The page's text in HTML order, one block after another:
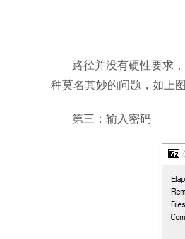
路径并没有硬性要求
种莫名其妙的问题，如上
第三：输入密码